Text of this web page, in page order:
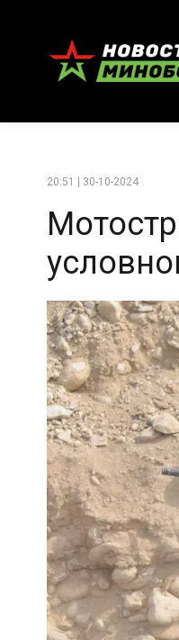
20:51 | 30-10-2024